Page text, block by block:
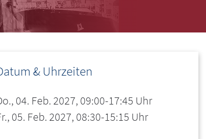
& Uhrzeiten
04. Feb. 2027, 09:00-17:45 Uhr
05. Feb. 2027, 08:30-15:15 Uhr